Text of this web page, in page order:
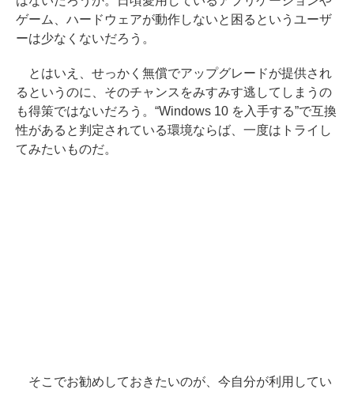
ゲーム、ハードウェアが動作しないと困るというユーザ
ーは少なくないだろう。
とはいえ、せっかく無償でアップグレードが提供され
るというのに、そのチャンスをみすみす逃してしまうの
も得策ではないだろう。“Windows 10 を入手する”で互換
性があると判定されている環境ならば、一度はトライし
てみたいものだ。
そこでお勧めしておきたいのが、今自分が利用してい